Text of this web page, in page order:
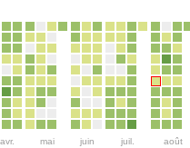
avr. mai juin juil. août